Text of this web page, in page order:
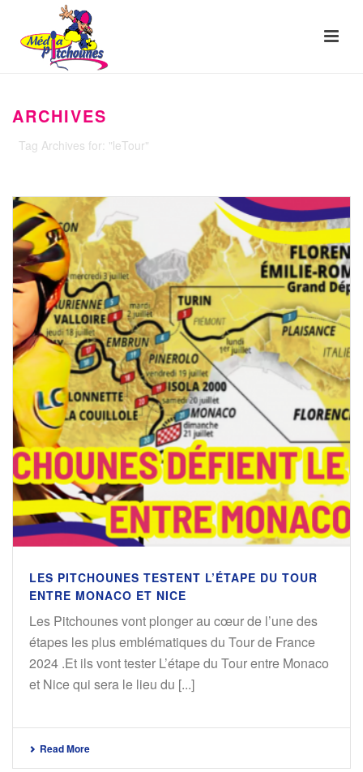
ARCHIVES
Tag Archives for: "leTour"
LES PITCHOUNES TESTENT L’ÉTAPE DU TOUR
ENTRE MONACO ET NICE
Les Pitchounes vont plonger au cœur de l’une des
étapes les plus emblématiques du Tour de France
2024 .Et ils vont tester L’étape du Tour entre Monaco
et Nice qui sera le lieu du [...]
Read More